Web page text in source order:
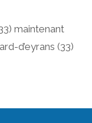
maintenant
d’eyrans (33)